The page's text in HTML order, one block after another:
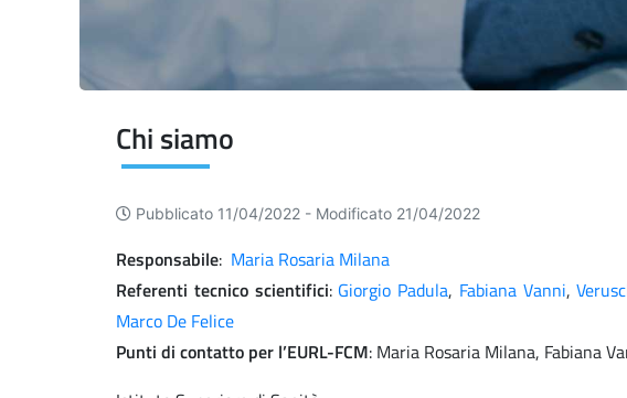
Chi siamo
Pubblicato 11/04/2022 - Modificato 21/04/2022
Responsabile: Maria Rosaria Milana
Referenti tecnico scientifici: Giorgio Padula, Fabiana Vanni,
Marco De Felice
Punti di contatto per l’EURL-FCM: Maria Rosaria Milana, Fabiana